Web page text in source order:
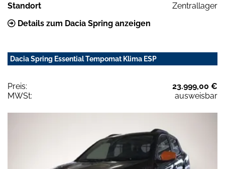
Standort
Zentrallager
Details zum Dacia Spring anzeigen
Dacia Spring Essential Tempomat Klima ESP
Preis:
23.999,00 €
MWSt:
ausweisbar